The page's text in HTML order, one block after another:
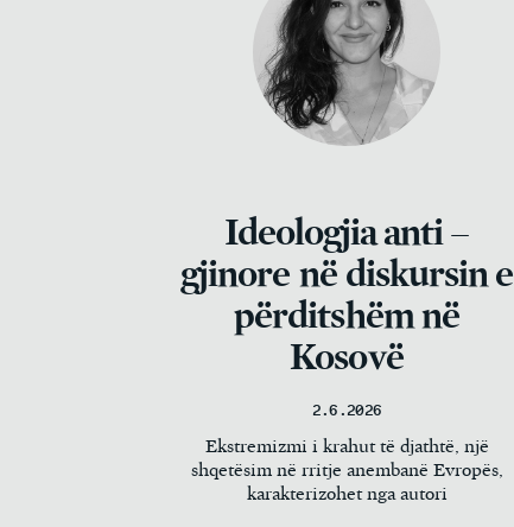
Ideologjia anti –
gjinore në diskursin e
përditshëm në
Kosovë
2.6.2026
Ekstremizmi i krahut të djathtë, një
shqetësim në rritje anembanë Evropës,
karakterizohet nga autori